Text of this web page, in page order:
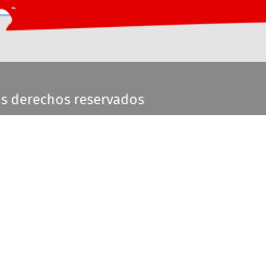
derechos reservados